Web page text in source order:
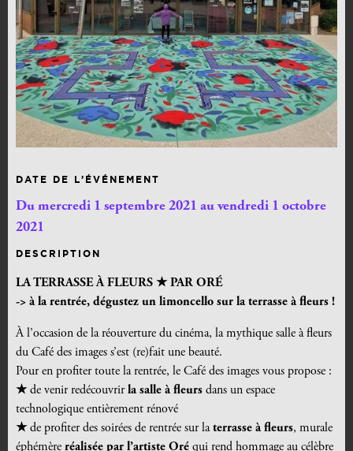
DATE DE L’ÉVÉNEMENT
Du mercredi 1 septembre 2021 au vendredi 1 octobre
2021
DESCRIPTION
LA TERRASSE À FLEURS ★ PAR ORÉ
-> à la rentrée, dégustez un limoncello sur la terrasse à fleurs !
À l’occasion de la réouverture du cinéma, la mythique salle à fleurs
du Café des images s’est (re)fait une beauté.
Pour en profiter toute la rentrée, le Café des images vous propose :
★de venir redécouvrirla salle à fleurs dans un espace
technologique entièrement rénové
★de profiter des soirées de rentrée sur laterrasse à fleurs, murale
éphémère réalisée par l’artiste Oré qui rend hommage au célèbre